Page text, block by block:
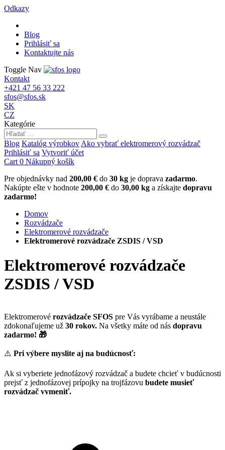
Odkazy
Blog
Prihlásiť sa
Kontaktujte nás
Toggle Nav
Kontakt
+421 47 56 33 222
sfos@sfos.sk
SK
CZ
Kategórie
Blog Katalóg výrobkov Ako vybrať elektromerový rozvádzač
Prihlásiť sa Vytvoriť účet
Cart 0 Nákupný košík
Pre objednávky nad 200,00 € do 30 kg je doprava zadarmo.
Nakúpte ešte v hodnote 200,00 € do 30,00 kg a získajte dopravu
zadarmo!
Domov
Rozvádzače
Elektromerové rozvádzače
Elektromerové rozvádzače ZSDIS / VSD
Elektromerové rozvádzače
ZSDIS / VSD
Elektromerové rozvádzače SFOS pre Vás vyrábame a neustále
zdokonaľujeme už 30 rokov. Na všetky máte od nás dopravu
zadarmo! 🎁
⚠️ Pri výbere myslite aj na budúcnosť:
Ak si vyberiete jednofázový rozvádzač a budete chcieť v budúcnosti
prejsť z jednofázovej prípojky na trojfázovu budete musieť
rozvádzač vymeniť.
max. prúdom). Tento parameter si musíte